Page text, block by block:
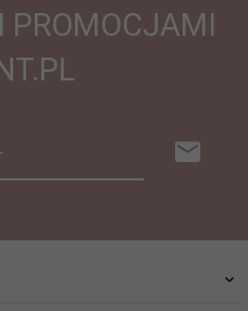
PROMOCJAMI